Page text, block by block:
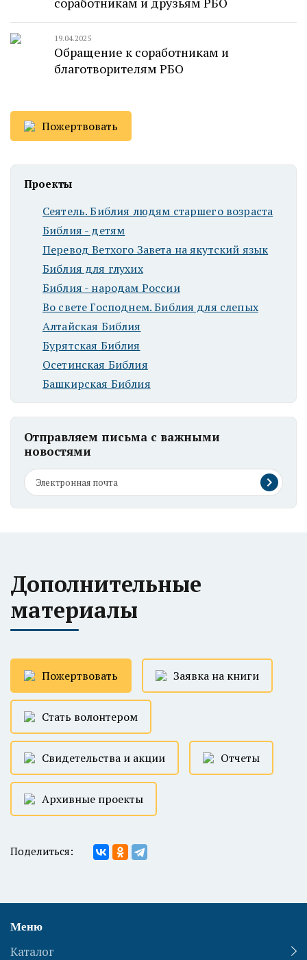
19.04.2025
Обращение к соработникам и
благотворителям РБО
Пожертвовать
Проекты
Сеятель. Библия людям старшего возраста
Библия - детям
Перевод Ветхого Завета на якутский язык
Библия для глухих
Библия - народам России
Во свете Господнем. Библия для слепых
Алтайская Библия
Бурятская Библия
Осетинская Библия
Башкирская Библия
Отправляем письма с важными
новостями
Дополнительные
материалы
Пожертвовать Заявка на книги
Стать волонтером
Свидетельства и акции Отчеты
Архивные проекты
Поделиться:
Меню
Каталог